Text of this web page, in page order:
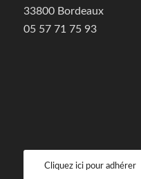
33800 Bordeaux
05 57 71 75 93
Cliquez ici pour adhérer